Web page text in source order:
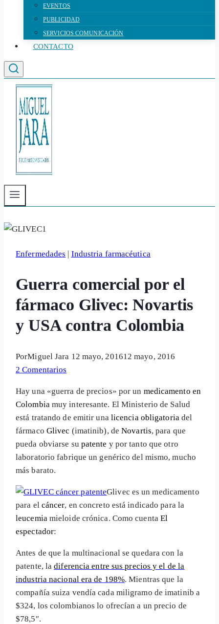
EVENTOS
PUBLICIDAD
SERVICIOS COMUNICACIÓN
CONTACTO
Enfermedades Industria farmacéutica
Guerra comercial por el
fármaco Glivec: Novartis
y USA contra Colombia
PorMiguel Jara 12 mayo, 201612 mayo, 2016
2 Comentarios
Hay una «guerra de precios» por un medicamento en
Colombia muy interesante. El Ministerio de Salud
está tratando de emitir una licencia obligatoria del
fármaco Glivec (imatinib), deNovartis, para que
pueda obviarse su patente y por tanto que otro
laboratorio fabrique un genérico del mismo, mucho
más barato.
Glivec es un medicamento
para el cáncer, en concreto está indicado para la
leucemia mieloide crónica. Como cuenta El
espectador:
Antes de que la multinacional se quedara con la
patente, ladiferencia entre sus precios y el de la
industria nacional era de 198%. Mientras que la
compañía suiza vendía cada miligramo de imatinib a
$324, los colombianos lo ofrecían a un precio de
$78,5″.